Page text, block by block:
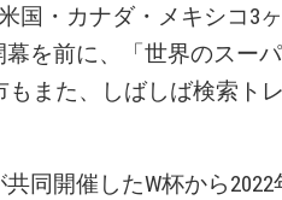
国・カナダ・メキシコ3
幕を前に、「世界のスー
もまた、しばしば検索ト
同開催したW杯から